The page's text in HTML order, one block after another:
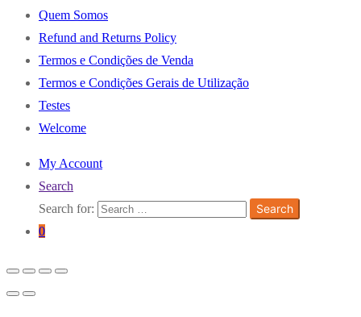
Quem Somos
Refund and Returns Policy
Termos e Condições de Venda
Termos e Condições Gerais de Utilização
Testes
Welcome
My Account
Search
Search for:
Search
0